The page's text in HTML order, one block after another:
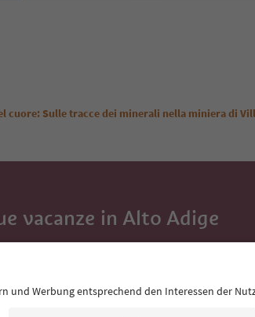
cuore: Sulle tracce dei minerali nella miniera di
vacanze in Alto Adige